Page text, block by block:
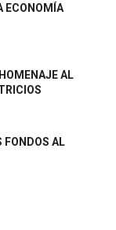
ECONOMÍA
AL
FONDOS AL